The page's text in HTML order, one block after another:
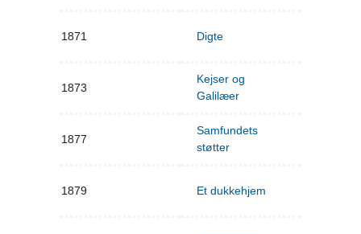
1871 Digte
1873
Kejser og
Galilæer
1877
Samfundets
støtter
1879 Et dukkehjem